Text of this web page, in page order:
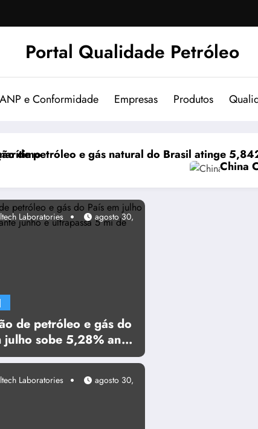
Portal Qualidade Petróleo
e Conformidade Empresas Produtos
atinge 5,842 milhões de boe/d em junho
China Coke Market Remains Stable;
de petróleo e gás do
julho sobe 5,28% ante
5 mi de
Laboratories
agosto 30,
Laboratories
agosto 30,